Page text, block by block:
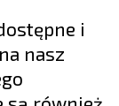
i
nasz